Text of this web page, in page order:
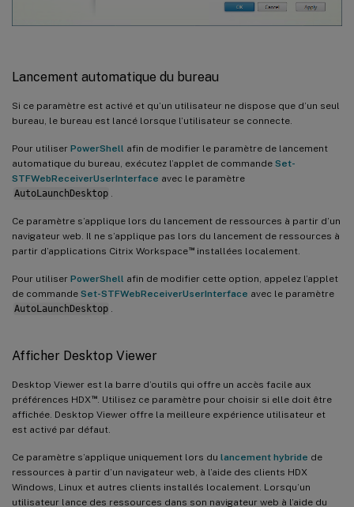
Lancement automatique du bureau
Si ce paramètre est activé et qu’un utilisateur ne dispose que d’un seul
bureau, le bureau est lancé lorsque l’utilisateur se connecte.
Pour utiliser PowerShell afin de modifier le paramètre de lancement
automatique du bureau, exécutez l’applet de commande Set-
STFWebReceiverUserInterface avec le paramètre
AutoLaunchDesktop .
Ce paramètre s’applique lors du lancement de ressources à partir d’un
navigateur web. Il ne s’applique pas lors du lancement de ressources à
partir d’applications Citrix Workspace™installées localement.
Pour utiliser PowerShell afin de modifier cette option, appelez l’applet
de commande Set-STFWebReceiverUserInterface avec le paramètre
AutoLaunchDesktop .
Afficher Desktop Viewer
Desktop Viewer est la barre d’outils qui offre un accès facile aux
préférences HDX™. Utilisez ce paramètre pour choisir si elle doit être
affichée. Desktop Viewer offre la meilleure expérience utilisateur et
est activé par défaut.
Ce paramètre s’applique uniquement lors du lancement hybride de
ressources à partir d’un navigateur web, à l’aide des clients HDX
Windows, Linux et autres clients installés localement. Lorsqu’un
utilisateur lance des ressources dans son navigateur web à l’aide du